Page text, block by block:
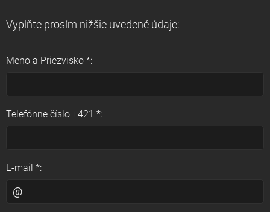
Vyplňte prosím nižšie uvedené údaje:
Meno a Priezvisko *:
Telefónne číslo +421 *:
E-mail *: